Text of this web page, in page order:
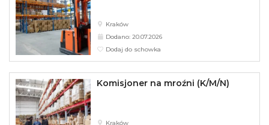
Kraków
Dodano: 20.07.2026
Dodaj do schowka
Komisjoner na mroźni (K/M/N)
Kraków